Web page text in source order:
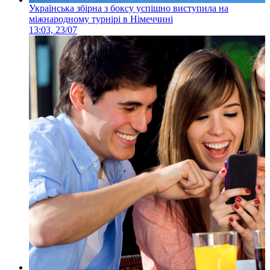
Українська збірна з боксу успішно виступила на
міжнародному турнірі в Німеччині
13:03, 23/07